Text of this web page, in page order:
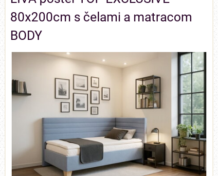
80x200cm s čelami a matracom
BODY